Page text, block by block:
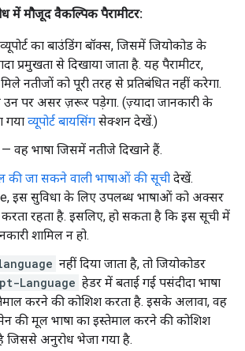
में मौजूद वैकल्पिक पैरामीटर:
का बाउंडिंग बॉक्स, जिसमें जियोकोड के
प्रमुखता से दिखाया जाता है. यह पैरामीटर,
नतीजों को पूरी तरह से प्रतिबंधित नहीं करेगा.
उन पर असर ज़रूर पड़ेगा. (ज़्यादा जानकारी के
गया व्यूपोर्ट बायसिंग सेक्शन देखें.)
— वह भाषा जिसमें नतीजे दिखाने हैं.
की जा सकने वाली भाषाओं की सूची देखें.
इस सुविधा के लिए उपलब्ध भाषाओं को अक्सर
रहता है. इसलिए, हो सकता है कि इस सूची में
शामिल न हो.
नहीं दिया जाता है, तो जियोकोडर
Language हेडर में बताई गई पसंदीदा भाषा
करने की कोशिश करता है. इसके अलावा, वह
की मूल भाषा का इस्तेमाल करने की कोशिश
जिससे अनुरोध भेजा गया है.